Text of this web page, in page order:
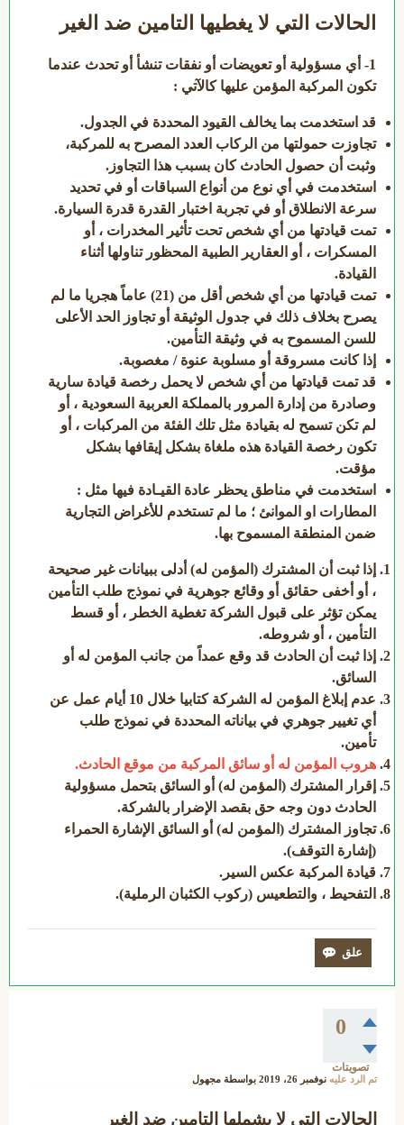
الحالات التي لا يغطيها التامين ضد الغير
1- أي مسؤولية أو تعويضات أو نفقات تنشأ أو تحدث عندما
تكون المركبة المؤمن عليها كالآتي :
قد استخدمت بما يخالف القيود المحددة في الجدول.
تجاوزت حمولتها من الركاب العدد المصرح به للمركبة،
وثبت أن حصول الحادث كان بسبب هذا التجاوز.
استخدمت في أي نوع من أنواع السباقات أو في تحديد
سرعة الانطلاق أو في تجربة اختبار القدرة قدرة السيارة.
تمت قيادتها من أي شخص تحت تأثير المخدرات ، أو
المسكرات ، أو العقارير الطبية المحظور تناولها أثناء
القيادة.
تمت قيادتها من أي شخص أقل من (21) عاماً هجريا ما لم
يصرح بخلاف ذلك في جدول الوثيقة أو تجاوز الحد الأعلى
للسن المسموح به في وثيقة التأمين.
إذا كانت مسروقة أو مسلوبة عنوة / مغصوبة.
قد تمت قيادتها من أي شخص لا يحمل رخصة قيادة سارية
وصادرة من إدارة المرور بالمملكة العربية السعودية ، أو
لم تكن تسمح له بقيادة مثل تلك الفئة من المركبات ، أو
تكون رخصة القيادة هذه ملغاة بشكل إيقافها بشكل
مؤقت.
استخدمت في مناطق يحظر عادة القيـادة فيها مثل :
المطارات او الموانئ ؛ ما لم تستخدم للأغراض التجارية
ضمن المنطقة المسموح بها.
إذا ثبت أن المشترك (المؤمن له) أدلى ببيانات غير صحيحة
، أو أخفى حقائق أو وقائع جوهرية في نموذج طلب التأمين
يمكن تؤثر على قبول الشركة تغطية الخطر ، أو قسط
التأمين ، أو شروطه.
إذا ثبت أن الحادث قد وقع عمداً من جانب المؤمن له أو
السائق.
عدم إبلاغ المؤمن له الشركة كتابيا خلال 10 أيام عمل عن
أي تغيير جوهري في بياناته المحددة في نموذج طلب
تأمين.
هروب المؤمن له أو سائق المركبة من موقع الحادث.
إقرار المشترك (المؤمن له) أو السائق بتحمل مسؤولية
الحادث دون وجه حق بقصد الإضرار بالشركة.
تجاوز المشترك (المؤمن له) أو السائق الإشارة الحمراء
(إشارة التوقف).
قيادة المركبة عكس السير.
التفحيط ، والتطعيس (ركوب الكثبان الرملية).
0
تصويتات
تم الرد عليه نوفمبر 26، 2019 بواسطة مجهول
الحالات التي لا يشملها التامين ضد الغير